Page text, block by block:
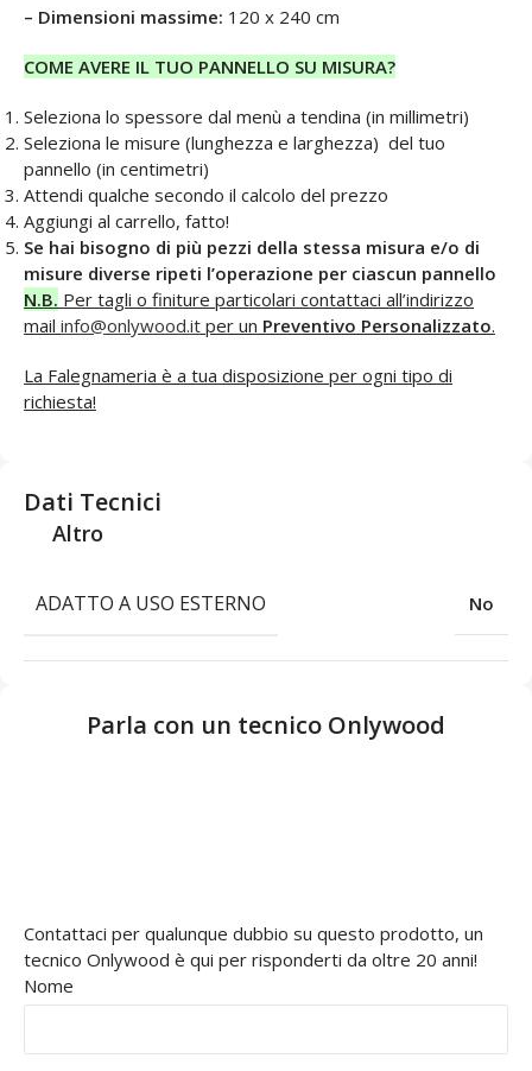
– Dimensioni massime: 120 x 240 cm
COME AVERE IL TUO PANNELLO SU MISURA?
Seleziona lo spessore dal menù a tendina (in millimetri)
Seleziona le misure (lunghezza e larghezza) del tuo
pannello (in centimetri)
Attendi qualche secondo il calcolo del prezzo
Aggiungi al carrello, fatto!
Se hai bisogno di più pezzi della stessa misura e/o di
misure diverse ripeti l’operazione per ciascun pannello
N.B. Per tagli o finiture particolari contattaci all’indirizzo
mail info@onlywood.it per un Preventivo Personalizzato.
La Falegnameria è a tua disposizione per ogni tipo di
richiesta!
Dati Tecnici
Altro
ADATTO A USO ESTERNO No
Parla con un tecnico Onlywood
Contattaci per qualunque dubbio su questo prodotto, un
tecnico Onlywood è qui per risponderti da oltre 20 anni!
Nome